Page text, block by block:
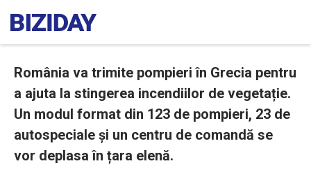
România va trimite pompieri în Grecia pentru
a ajuta la stingerea incendiilor de vegetație.
Un modul format din 123 de pompieri, 23 de
autospeciale și un centru de comandă se
vor deplasa în țara elenă.